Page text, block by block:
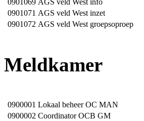
0901069 AGS veld West info
0901071 AGS veld West inzet
0901072 AGS veld West groepsoproep
Meldkamer
0900001 Lokaal beheer OC MAN
0900002 Coordinator OCB GM